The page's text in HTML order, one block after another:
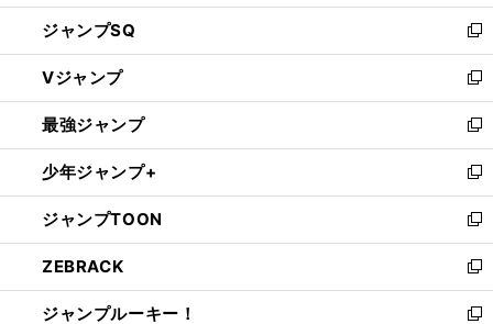
し
い
ウ
ィ
ン
ド
ウ
で
開
く
ジャンプSQ
新
し
い
ウ
ィ
ン
ド
ウ
で
開
く
Vジャンプ
新
し
い
ウ
ィ
ン
ド
ウ
で
開
く
最強ジャンプ
新
し
い
ウ
ィ
ン
ド
ウ
で
少年ジャンプ+
新
し
い
ウ
ィ
ン
ド
ジャンプTOON
新
し
い
ウ
ィ
ZEBRACK
新
し
い
ジャンプルーキー！
新